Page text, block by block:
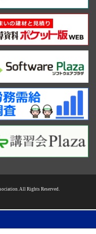
All Rights Reserved.